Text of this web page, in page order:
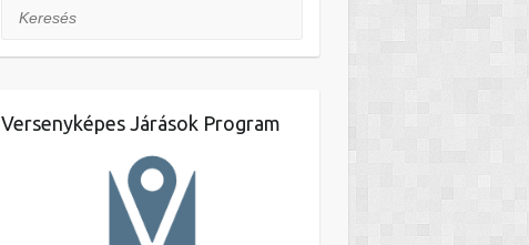
Keresés
Versenyképes Járások Program